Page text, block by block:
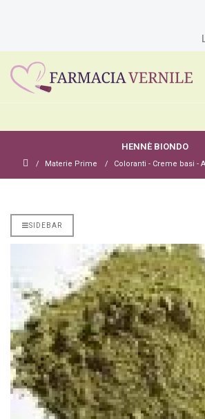
HENNÈ BIONDO
Materie Prime Coloranti - Creme basi -
SIDEBAR